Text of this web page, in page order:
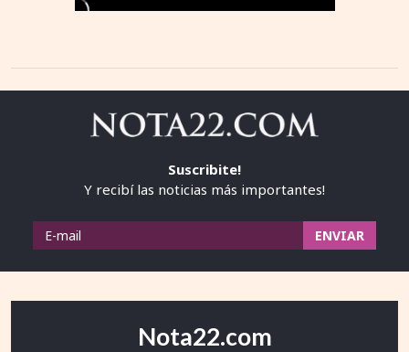
Suscribite!
Y recibí las noticias más importantes!
Nota22.com